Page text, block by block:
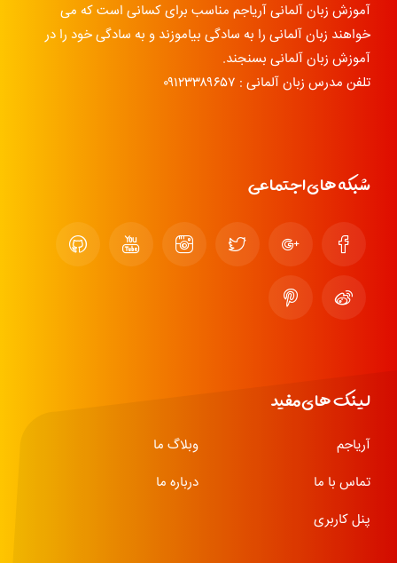
آموزش زبان آلمانی آریاجم مناسب برای کسانی است که می
خواهند زبان آلمانی را به سادگی بیاموزند و به سادگی خود را در
آموزش زبان آلمانی بسنجند.
تلفن مدرس زبان آلمانی : ۰۹۱۲۳۳۸۹۶۵۷
شبکه های اجتماعی
لینک های مفید
آریاجم
وبلاگ ما
تماس با ما
درباره ما
پنل کاربری